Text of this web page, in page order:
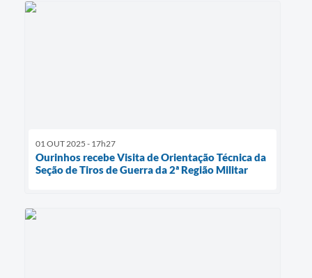
01 OUT 2025 - 17h27
Ourinhos recebe Visita de Orientação Técnica da
Seção de Tiros de Guerra da 2ª Região Militar